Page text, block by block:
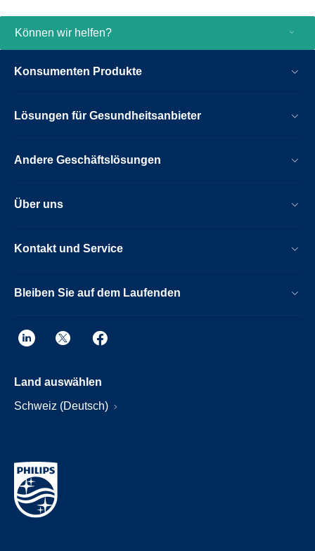
Können wir helfen?
Konsumenten Produkte
Lösungen für Gesundheitsanbieter
Andere Geschäftslösungen
Über uns
Kontakt und Service
Bleiben Sie auf dem Laufenden
Land auswählen
Schweiz (Deutsch)